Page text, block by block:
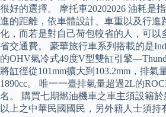
很好的選擇。 摩托車20202026 油耗是
進的距離，依車體設計、車重以及行進
化，而若是對自己荷包較省的人，可以
省交通費。 豪華旅行車系列搭載的是
的OHV氣冷式49度V型雙缸引擎
將缸徑從101mm擴大到103.2mm，排氣
1890cc。 唯一一臺排氣量超過2L的
名。 購買七期燃油機車之車主須設籍
以上之中華民國國民，另外籍人士須持